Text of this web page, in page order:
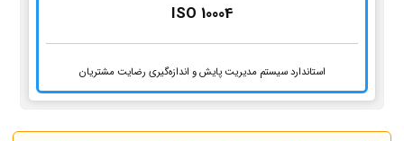
ISO 10004
استاندارد سیستم مدیریت پایش و اندازه‌گیری رضایت مشتریان